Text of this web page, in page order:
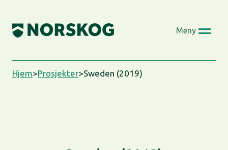
content
Meny
Hjem>Prosjekter>Sweden (2019)